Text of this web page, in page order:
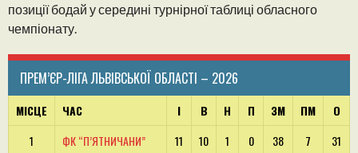
позиції бодай у середині турнірної таблиці обласного
чемпіонату.
ПРЕМ’ЄР-ЛІГА ЛЬВІВСЬКОЇ ОБЛАСТІ – 2026
МІСЦЕ ЧАС І В Н П ЗМ ПМ
О
1
ФК “П’ЯТНИЧАНИ” 11 10 1 0 38 7
31